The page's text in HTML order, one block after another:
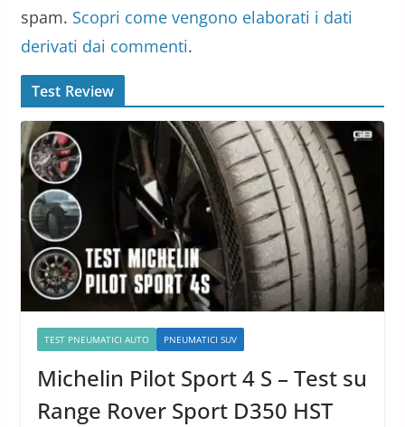
spam. Scopri come vengono elaborati i dati
derivati dai commenti.
Test Review
TEST PNEUMATICI AUTO PNEUMATICI SUV
Michelin Pilot Sport 4 S – Test su
Range Rover Sport D350 HST